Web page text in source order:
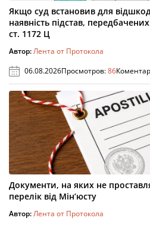
Якщо суд встановив для
наявність підстав,
ст. 1172 Ц
Автор:Лента от Протокола
06.08.2026Просмотров:86
Документи, на яких не
перелік від Мін’юсту
Автор:Лента от Протокола